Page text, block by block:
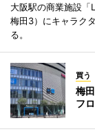
大阪駅の商業施設
梅田3）にキャラク
る。
買う
梅
フ